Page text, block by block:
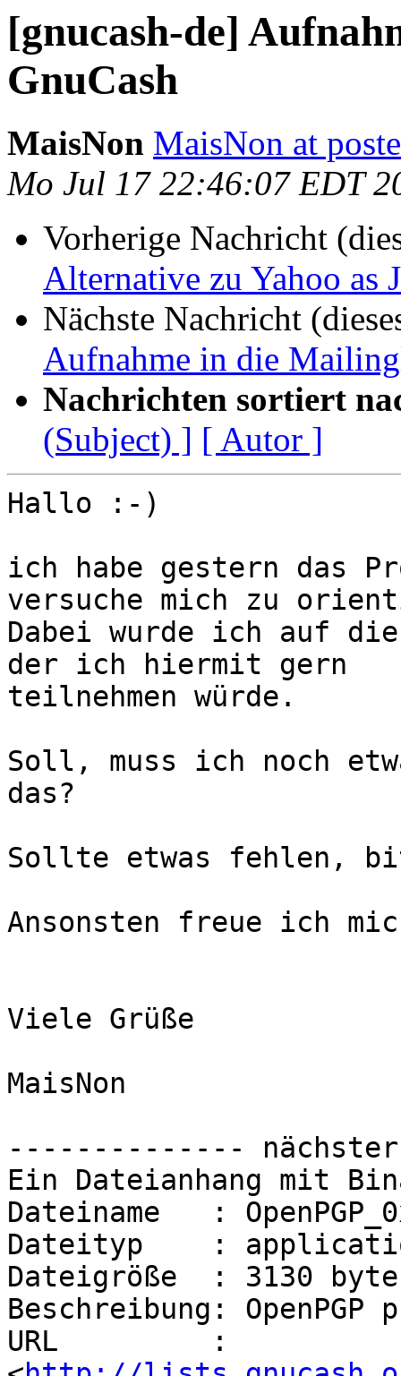
[gnucash-de]
GnuCash
MaisNon MaisNon at
Mo Jul 17 22:46:07 EDT
Vorherige Nachricht
Alternative zu Yahoo as
Nächste Nachricht
Aufnahme in die
Nachrichten sortiert
(Subject) ] [ Autor ]
Hallo :-)
ich habe gestern das
versuche mich zu
Dabei wurde ich auf
der ich hiermit gern
teilnehmen würde.
Soll, muss ich noch
das?
Sollte etwas fehlen,
Ansonsten freue ich
Viele Grüße
MaisNon
--------------
Ein Dateianhang mit
Dateiname   :
Dateityp    :
Dateigröße  : 3130
Beschreibung: OpenPGP
URL         :